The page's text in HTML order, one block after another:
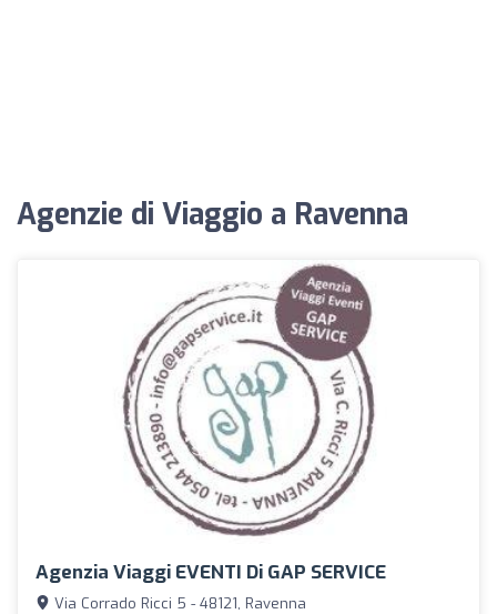
Agenzie di Viaggio a Ravenna
Agenzia Viaggi EVENTI Di GAP SERVICE
Via Corrado Ricci 5 - 48121, Ravenna